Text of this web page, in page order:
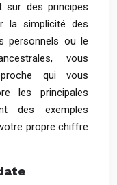
sur des principes
la simplicité des
personnels ou le
vous
qui vous
les principales
des exemples
propre chiffre